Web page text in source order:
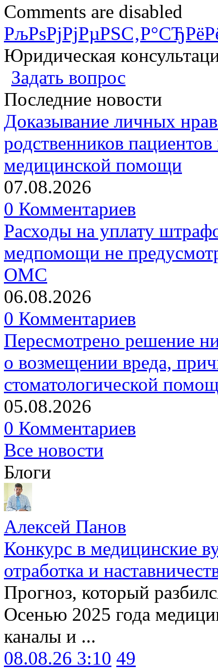
Comments are disabled
Юридическая
Задать вопрос
Последние новости
Доказывание личных
родственников
медицинской помощи
07.08.2026
0 Комментариев
Расходы на уплату
медпомощи не
ОМС
06.08.2026
0 Комментариев
Пересмотрено решение
о возмещении вреда,
стоматологической
05.08.2026
0 Комментариев
Все новости
Блоги
Алексей Панов
Конкурс в медицинские
отработка и
Прогноз, который
Осенью 2025 года
каналы и ...
08.08.26 3:10 49